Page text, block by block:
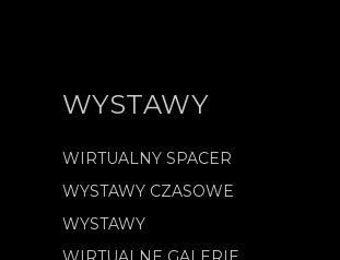
WYSTAWY
WIRTUALNY SPACER
WYSTAWY CZASOWE
WYSTAWY